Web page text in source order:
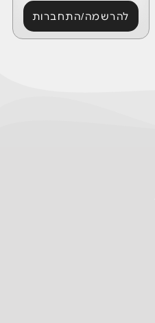
להרשמה/התחברות